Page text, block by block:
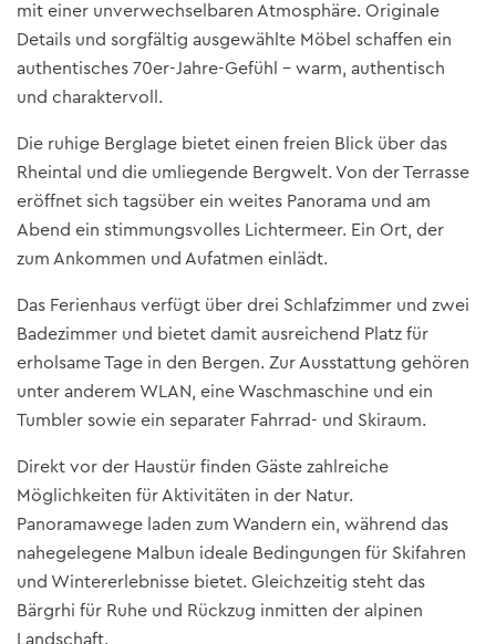
mit einer unverwechselbaren Atmosphäre. Originale
Details und sorgfältig ausgewählte Möbel schaffen ein
authentisches 70er-Jahre-Gefühl – warm, authentisch
und charaktervoll.
Die ruhige Berglage bietet einen freien Blick über das
Rheintal und die umliegende Bergwelt. Von der Terrasse
eröffnet sich tagsüber ein weites Panorama und am
Abend ein stimmungsvolles Lichtermeer. Ein Ort, der
zum Ankommen und Aufatmen einlädt.
Das Ferienhaus verfügt über drei Schlafzimmer und zwei
Badezimmer und bietet damit ausreichend Platz für
erholsame Tage in den Bergen. Zur Ausstattung gehören
unter anderem WLAN, eine Waschmaschine und ein
Tumbler sowie ein separater Fahrrad- und Skiraum.
Direkt vor der Haustür finden Gäste zahlreiche
Möglichkeiten für Aktivitäten in der Natur.
Panoramawege laden zum Wandern ein, während das
nahegelegene Malbun ideale Bedingungen für Skifahren
und Wintererlebnisse bietet. Gleichzeitig steht das
Bärgrhi für Ruhe und Rückzug inmitten der alpinen
Landschaft.